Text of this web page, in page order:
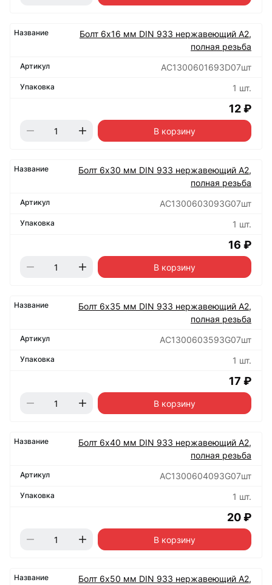
Болт 6х16 мм DIN 933 нержавеющий А2,
полная резьба
АС1300601693D07шт
1 шт.
12 ₽
В корзину
Болт 6х30 мм DIN 933 нержавеющий А2,
полная резьба
АС1300603093G07шт
1 шт.
16 ₽
В корзину
Болт 6х35 мм DIN 933 нержавеющий А2,
полная резьба
АС1300603593G07шт
1 шт.
17 ₽
В корзину
Болт 6х40 мм DIN 933 нержавеющий А2,
полная резьба
АС1300604093G07шт
1 шт.
20 ₽
В корзину
Болт 6х50 мм DIN 933 нержавеющий А2,